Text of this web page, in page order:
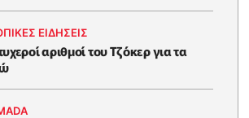
ΕΙΔΗΣΕΙΣ
αριθμοί του Τζόκερ για τα